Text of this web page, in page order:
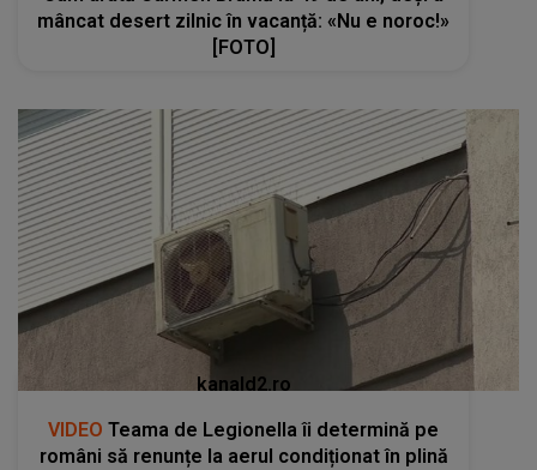
mâncat desert zilnic în vacanță: «Nu e noroc!»
[FOTO]
kanald2.ro
VIDEO Teama de Legionella îi determină pe
români să renunțe la aerul condiționat în plină